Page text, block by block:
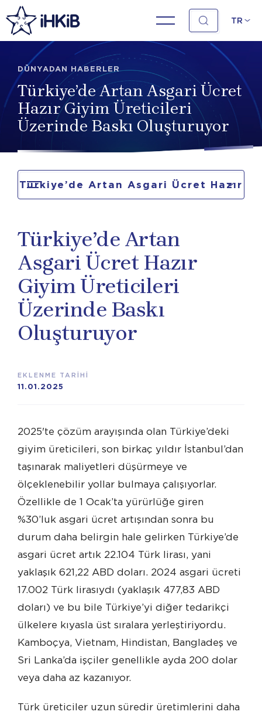
TR
DÜNYADAN HABERLER
Türkiye’de Artan Asgari Ücret
Hazır Giyim Üreticileri
Üzerinde Baskı Oluşturuyor
Türkiye’de Artan Asgari Ücret Hazır
Oluşturuyor
Türkiye’de Artan
Asgari Ücret Hazır
Giyim Üreticileri
Üzerinde Baskı
Oluşturuyor
EKLENME TARİHİ
11.01.2025
2025'te çözüm arayışında olan Türkiye’deki
giyim üreticileri, son birkaç yıldır İstanbul’dan
taşınarak maliyetleri düşürmeye ve
ölçeklenebilir yollar bulmaya çalışıyorlar.
Özellikle de 1 Ocak’ta yürürlüğe giren
%30’luk asgari ücret artışından sonra bu
durum daha belirgin hale gelirken Türkiye’de
asgari ücret artık 22.104 Türk lirası, yani
yaklaşık 621,22 ABD doları. 2024 asgari ücreti
17.002 Türk lirasıydı (yaklaşık 477,83 ABD
doları) ve bu bile Türkiye’yi diğer tedarikçi
ülkelere kıyasla üst sıralara yerleştiriyordu.
Kamboçya, Vietnam, Hindistan, Bangladeş ve
Sri Lanka’da işçiler genellikle ayda 200 dolar
veya daha az kazanıyor.
Türk üreticiler uzun süredir üretimlerini daha